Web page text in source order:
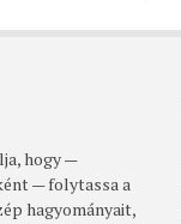
hogy —
— folytassa a
hagyományait,